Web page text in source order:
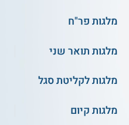
מלגות פר"ח
מלגות תואר שני
מלגות לקליטת סגל
מלגות קיום